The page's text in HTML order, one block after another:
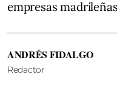
empresas
ANDRÉS FIDALGO
Redactor